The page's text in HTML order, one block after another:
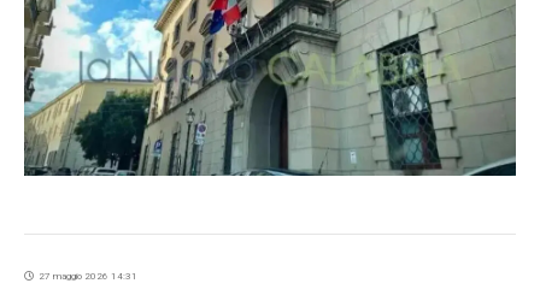
27 maggio 2026 14:31